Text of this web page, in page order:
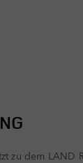
zu dem LAND